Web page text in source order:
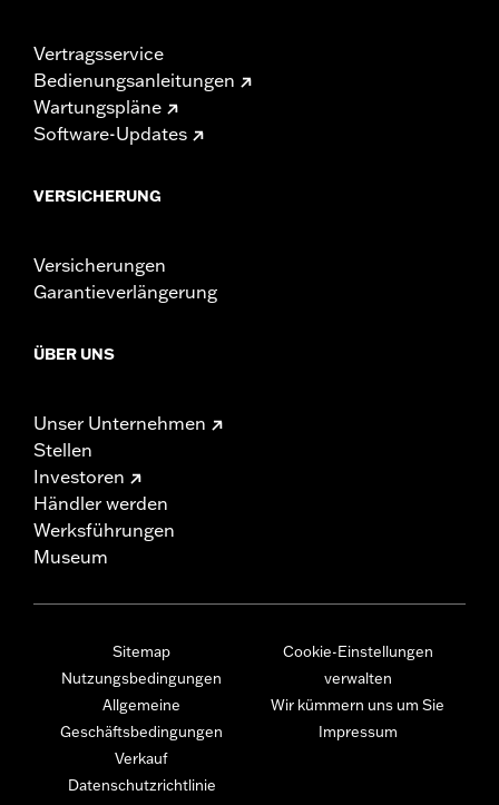
Vertragsservice
Bedienungsanleitungen
Wartungspläne
Software-Updates
VERSICHERUNG
Versicherungen
Garantieverlängerung
ÜBER UNS
Unser Unternehmen
Stellen
Investoren
Händler werden
Werksführungen
Museum
Sitemap
Nutzungsbedingungen
Allgemeine
Geschäftsbedingungen
Verkauf
Datenschutzrichtlinie
Cookie-Einstellungen
verwalten
Wir kümmern uns um Sie
Impressum